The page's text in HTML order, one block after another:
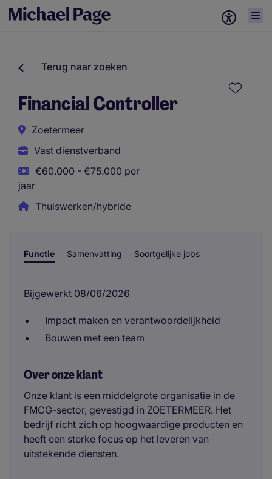
Terug naar zoeken
Financial Controller
Zoetermeer
Vast dienstverband
€60.000 - €75.000 per
jaar
Thuiswerken/hybride
Functie Samenvatting Soortgelijke jobs
Bijgewerkt 08/06/2026
Impact maken en verantwoordelijkheid
Bouwen met een team
Over onze klant
Onze klant is een middelgrote organisatie in de
FMCG-sector, gevestigd in ZOETERMEER. Het
bedrijf richt zich op hoogwaardige producten en
heeft een sterke focus op het leveren van
uitstekende diensten.